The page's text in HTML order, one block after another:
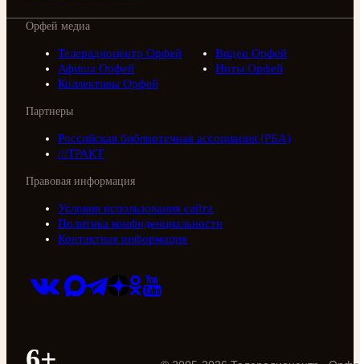
Орфей медиа
Телерадиоцентр Орфей
Видео Орфей
Афиша Орфей
Ноты Орфей
Коллективы Орфей
Партнеры
Российская библиотечная ассоциация (РБА)
///ТРАКТ
Правовая информация
Условия использования сайта
Политика конфиденциальности
Контактная информация